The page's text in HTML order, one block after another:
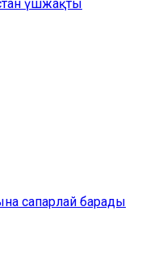
үшжақты
сапарлай барады